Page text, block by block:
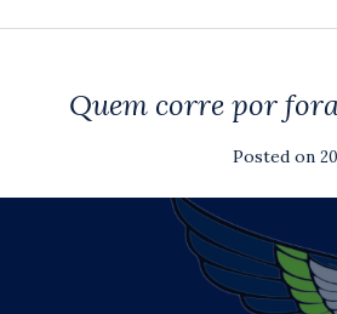
Quem corre por
Posted on